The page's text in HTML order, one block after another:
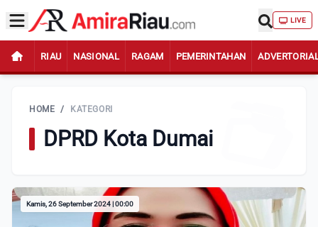
LIVE
RIAU NASIONAL RAGAM PEMERINTAHAN
HOME / KATEGORI
DPRD Kota Dumai
Kamis, 26 September 2024 | 00:00